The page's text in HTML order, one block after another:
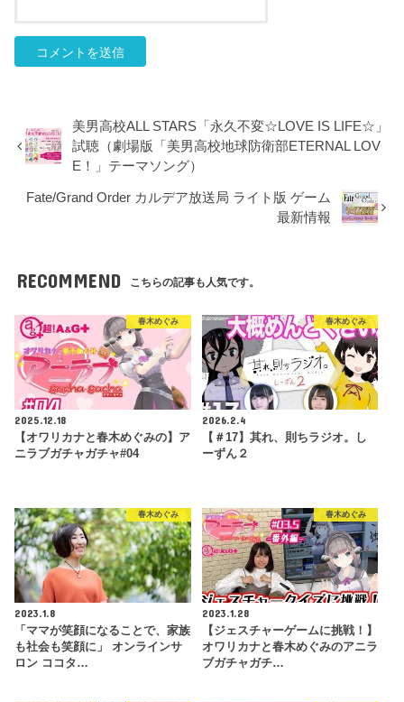
美男高校ALL STARS「永久不変☆LOVE IS LIFE☆」
試聴（劇場版「美男高校地球防衛部ETERNAL LOV
E！」テーマソング）
Fate/Grand Order カルデア放送局 ライト版 ゲーム
最新情報
RECOMMEND こちらの記事も人気です。
春木めぐみ
2025.12.18
【オワリカナと春木めぐみの】ア
ニラブガチャガチャ#04
春木めぐみ
2026.2.4
【＃17】其れ、則ちラジオ。し
ーずん２
春木めぐみ
2023.1.8
「ママが笑顔になることで、家族
も社会も笑顔に」 オンラインサ
ロン ココタ…
春木めぐみ
2023.1.28
【ジェスチャーゲームに挑戦！】
オワリカナと春木めぐみのアニラ
ブガチャガチ…